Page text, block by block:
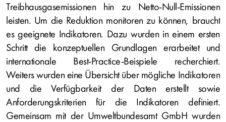
Treibhausgasemissionen hin zu Netto‐Null‐Emissionen
leisten. Um die Reduktion monitoren zu können, braucht
es geeignete Indikatoren. Dazu wurden in einem ersten
Schritt die konzeptuellen Grundlagen erarbeitet und
internationale Best‐Practice‐Beispiele recherchiert.
Weiters wurden eine Übersicht über mögliche Indikatoren
und die Verfügbarkeit der Daten erstellt sowie
Anforderungskriterien für die Indikatoren definiert.
Gemeinsam mit der Umweltbundesamt GmbH wurden